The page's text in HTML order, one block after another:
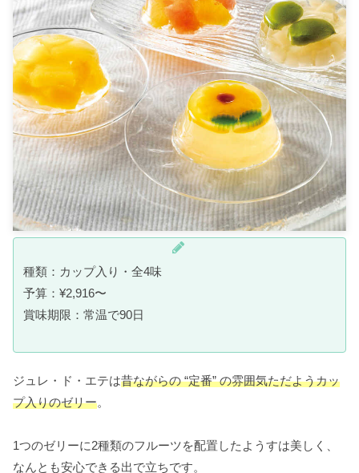
種類：カップ入り・全4味
予算：¥2,916〜
賞味期限：常温で90日
ジュレ・ド・エテは昔ながらの “定番” の雰囲気ただようカッ
プ入りのゼリー。
1つのゼリーに2種類のフルーツを配置したようすは美しく、
なんとも安心できる出で立ちです。